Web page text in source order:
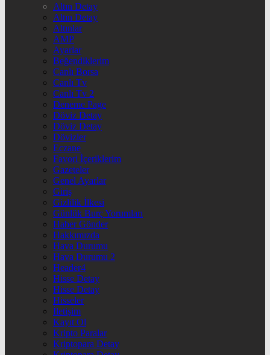
Altın Detay
Altın Detay
Altınlar
AMP
Ayarlar
Beğendiklerim
Canlı Borsa
Canlı Tv
Canlı Tv 2
Deneme Page
Döviz Detay
Döviz Detay
Dövizler
Eczane
Favori İçeriklerim
Gazeteler
Genel Ayarlar
Giriş
Gizlilik İlkesi
Günlük Burç Yorumları
Haber Gönder
Hakkımızda
Hava Durumu
Hava Durumu 2
Header4
Hisse Detay
Hisse Detay
Hisseler
İletişim
Kayıt Ol
Kripto Paralar
Kriptopara Detay